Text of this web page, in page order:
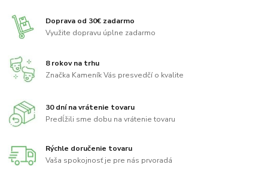
Doprava od 30€ zadarmo
Využite dopravu úplne zadarmo
8 rokov na trhu
Značka Kameník Vás presvedčí o kvalite
30 dní na vrátenie tovaru
Predĺžili sme dobu na vrátenie tovaru
Rýchle doručenie tovaru
Vaša spokojnosť je pre nás prvoradá